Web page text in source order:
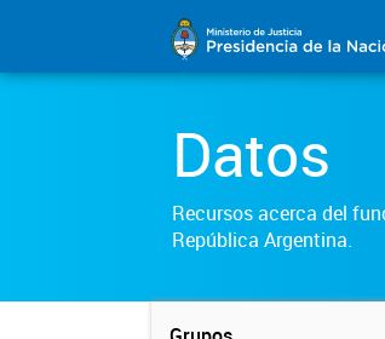
Datos
Recursos acerca del
República Argentina.